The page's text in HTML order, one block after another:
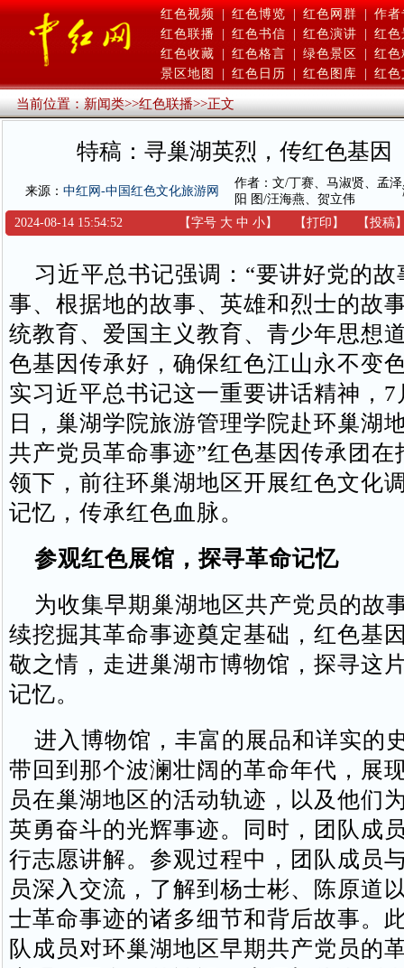
红色视频 | 红色博览 | 红色网群 | 作者
红色联播
红色书信 红色演讲
红色
红色收藏
红色格言 绿色景区
红色
景区地图
红色日历 红色图库 红色
当前位置：新闻类>>红色联播>>正文
特稿：寻巢湖英烈，传红色基因
来源： 中红网-中国红色文化旅游网
作者：文/丁赛、马淑贤、孟泽
阳 图/汪海燕、贺立伟
2024-08-14 15:54:52 【字号 大 中 小】 【打印 】 【投稿
习近平总书记强调：“要讲好党的故
事、根据地的故事、英雄和烈士的故
统教育、爱国主义教育、青少年思想
色基因传承好，确保红色江山永不变
实习近平总书记这一重要讲话精神，7
日，巢湖学院旅游管理学院赴环巢湖
共产党员革命事迹”红色基因传承团在
领下，前往环巢湖地区开展红色文化
记忆，传承红色血脉。
参观红色展馆，探寻革命记忆
为收集早期巢湖地区共产党员的故
续挖掘其革命事迹奠定基础，红色基
敬之情，走进巢湖市博物馆，探寻这
记忆。
进入博物馆，丰富的展品和详实的
带回到那个波澜壮阔的革命年代，展
员在巢湖地区的活动轨迹，以及他们
英勇奋斗的光辉事迹。同时，团队成
行志愿讲解。参观过程中，团队成员
员深入交流，了解到杨士彬、陈原道
士革命事迹的诸多细节和背后故事。
队成员对环巢湖地区早期共产党员的